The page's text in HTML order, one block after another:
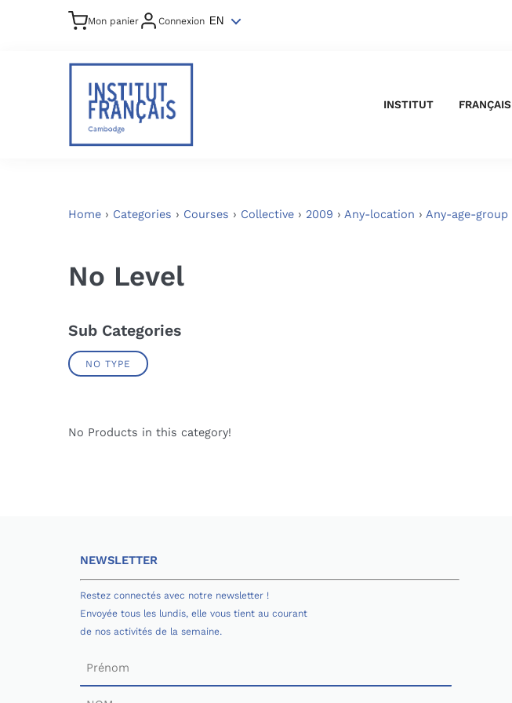
Mon panier Connexion EN
INSTITUT FRANÇAIS
Home › Categories › Courses › Collective › 2009 › Any-location › Any-age-group
No Level
Sub Categories
NO TYPE
No Products in this category!
NEWSLETTER
Restez connectés avec notre newsletter !
Envoyée tous les lundis, elle vous tient au courant
de nos activités de la semaine.